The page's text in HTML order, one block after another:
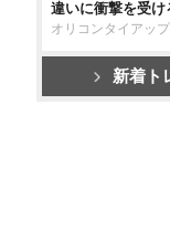
違いに衝撃を受け
オリコンタイアッ
新着ト